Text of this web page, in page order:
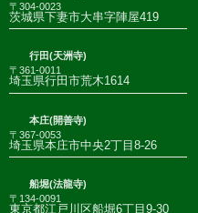
〒304-0023
茨城県下妻市大串字陣屋419
行田(天洲寺)
〒361-0011
埼玉県行田市荒木1614
本庄(開善寺)
〒367-0053
埼玉県本庄市中央2丁目8-26
船堀(法龍寺)
〒134-0091
東京都江戸川区船堀6丁目9-30